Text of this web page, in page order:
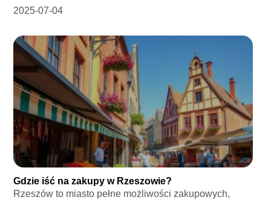
2025-07-04
Gdzie iść na zakupy w Rzeszowie?
Rzeszów to miasto pełne możliwości zakupowych,